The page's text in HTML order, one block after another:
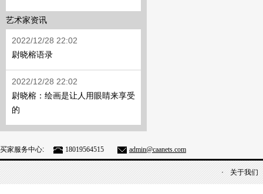
艺术家资讯
2022/12/28 22:02
尉晓榕语录
2022/12/28 22:02
尉晓榕：绘画是让人用眼睛来享受
的
买家服务中心: 18019564515 admin@caanets.com
关于我们